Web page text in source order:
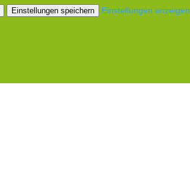
Einstellungen speichern
Einstellungen anzeigen